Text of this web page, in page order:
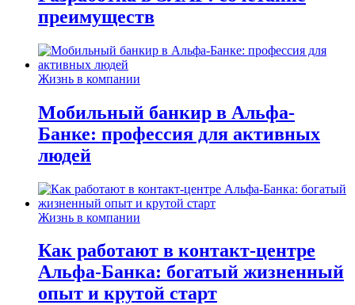
преимуществ
Жизнь в компании
Мобильный банкир в Альфа-
Банке: профессия для активных
людей
Жизнь в компании
Как работают в контакт-центре
Альфа-Банка: богатый жизненный
опыт и крутой старт